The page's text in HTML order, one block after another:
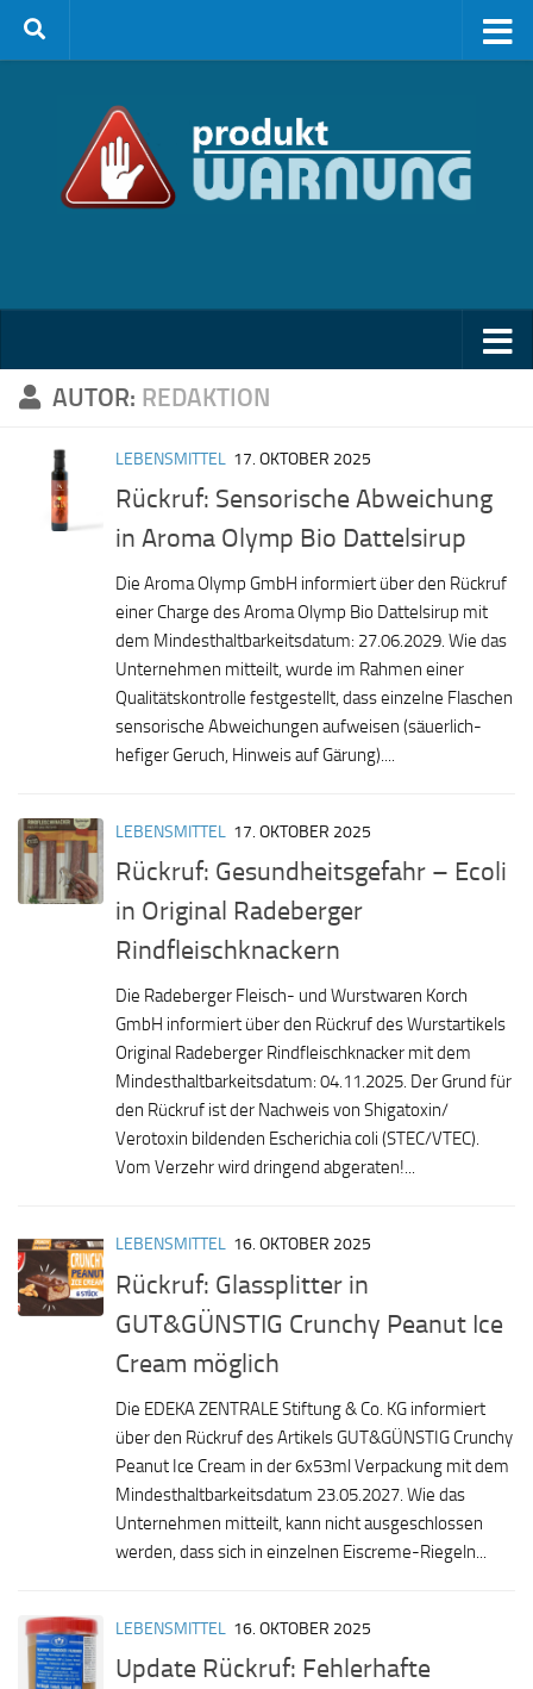
Zum Inhalt springen
AUTOR: REDAKTION
LEBENSMITTEL 17. OKTOBER 2025
Rückruf: Sensorische Abweichung
in Aroma Olymp Bio Dattelsirup
Die Aroma Olymp GmbH informiert über den Rückruf
einer Charge des Aroma Olymp Bio Dattelsirup mit
dem Mindesthaltbarkeitsdatum: 27.06.2029. Wie das
Unternehmen mitteilt, wurde im Rahmen einer
Qualitätskontrolle festgestellt, dass einzelne Flaschen
sensorische Abweichungen aufweisen (säuerlich-
hefiger Geruch, Hinweis auf Gärung)....
LEBENSMITTEL 17. OKTOBER 2025
Rückruf: Gesundheitsgefahr – Ecoli
in Original Radeberger
Rindfleischknackern
Die Radeberger Fleisch- und Wurstwaren Korch
GmbH informiert über den Rückruf des Wurstartikels
Original Radeberger Rindfleischknacker mit dem
Mindesthaltbarkeitsdatum: 04.11.2025. Der Grund für
den Rückruf ist der Nachweis von Shigatoxin/
Verotoxin bildenden Escherichia coli (STEC/VTEC).
Vom Verzehr wird dringend abgeraten!...
LEBENSMITTEL 16. OKTOBER 2025
Rückruf: Glassplitter in
GUT&GÜNSTIG Crunchy Peanut Ice
Cream möglich
Die EDEKA ZENTRALE Stiftung & Co. KG informiert
über den Rückruf des Artikels GUT&GÜNSTIG Crunchy
Peanut Ice Cream in der 6x53ml Verpackung mit dem
Mindesthaltbarkeitsdatum 23.05.2027. Wie das
Unternehmen mitteilt, kann nicht ausgeschlossen
werden, dass sich in einzelnen Eiscreme-Riegeln...
LEBENSMITTEL 16. OKTOBER 2025
Update Rückruf: Fehlerhafte